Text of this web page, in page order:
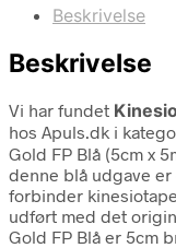
Beskrivelse
Beskrivelse
Vi har fundet
hos Apuls.dk i
Gold FP Blå (5cm x
denne blå udgave
forbinder
udført med det
Gold FP Blå er 5cm